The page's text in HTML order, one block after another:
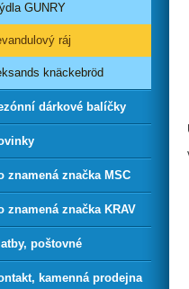
GUNRY
ráj
knäckebröd
dárkové balíčky
znamená značka MSC
znamená značka KRAV
poštovné
kamenná prodejna